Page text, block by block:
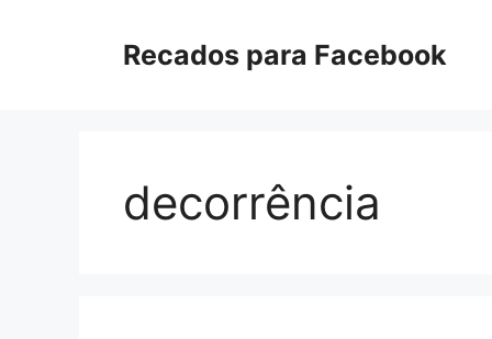
Recados para Facebook
decorrência